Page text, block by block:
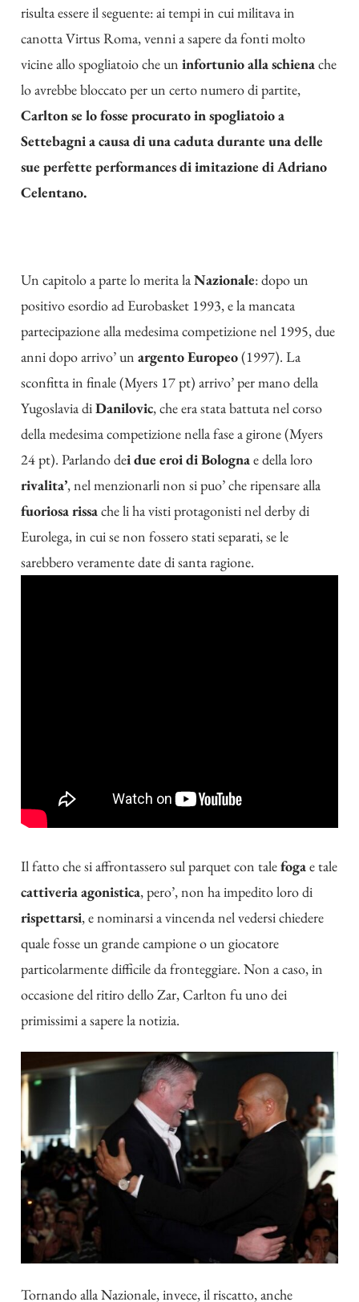
risulta essere il seguente: ai tempi in cui militava in
canotta Virtus Roma, venni a sapere da fonti molto
vicine allo spogliatoio che un infortunio alla schienache
lo avrebbe bloccato per un certo numero di partite,
Carlton se lo fosse procurato in spogliatoio a
Settebagni a causa di una caduta durante una delle
sue perfette performances di imitazione di Adriano
Celentano.
Un capitolo a parte lo merita laNazionale: dopo un
positivo esordio ad Eurobasket 1993, e la mancata
partecipazione alla medesima competizione nel 1995, due
anni dopo arrivo’ un argento Europeo(1997). La
sconfitta in finale (Myers 17 pt) arrivo’ per mano della
Yugoslavia diDanilovic, che era stata battuta nel corso
della medesima competizione nella fase a girone (Myers
24 pt). Parlando dei due eroi di Bolognae della loro
rivalita’, nel menzionarli non si puo’ che ripensare alla
fuoriosa rissache li ha visti protagonisti nel derby di
Eurolega, in cui se non fossero stati separati, se le
sarebbero veramente date di santa ragione.
Il fatto che si affrontassero sul parquet con talefogae tale
cattiveria agonistica, pero’, non ha impedito loro di
rispettarsi, e nominarsi a vincenda nel vedersi chiedere
quale fosse un grande campione o un giocatore
particolarmente difficile da fronteggiare. Non a caso, in
occasione del ritiro dello Zar, Carlton fu uno dei
primissimi a sapere la notizia.
Tornando alla Nazionale, invece, il riscatto, anche